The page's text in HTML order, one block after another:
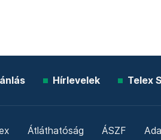
Hírlevelek Telex
Átláthatóság ÁSZF